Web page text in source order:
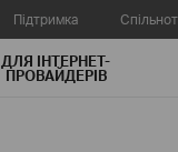
Підтримка
ДЛЯ ІНТЕРНЕТ-
ПРОВАЙДЕРІВ